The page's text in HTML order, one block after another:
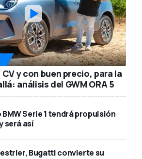
y con buen precio, para la
análisis del GWM ORA 5
BMW Serie 1 tendrá propulsión
será así
Bugatti convierte su